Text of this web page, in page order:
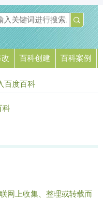
百科创建 百科案例
百度百科
科
上收集、整理或转载而